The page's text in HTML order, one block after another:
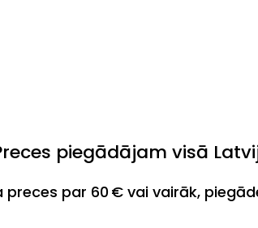
piegādājam visā
par 60 € vai vairāk,